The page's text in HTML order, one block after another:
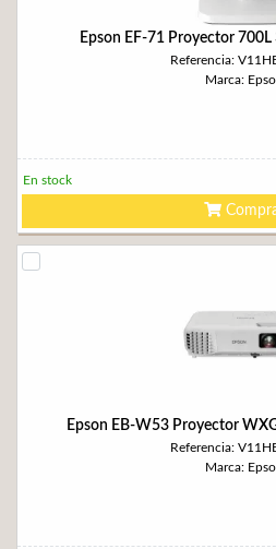
Epson EF-71 Proyector
Referencia:
Marca:
En stock
Epson EB-W53 Proyector
Referencia:
Marca: